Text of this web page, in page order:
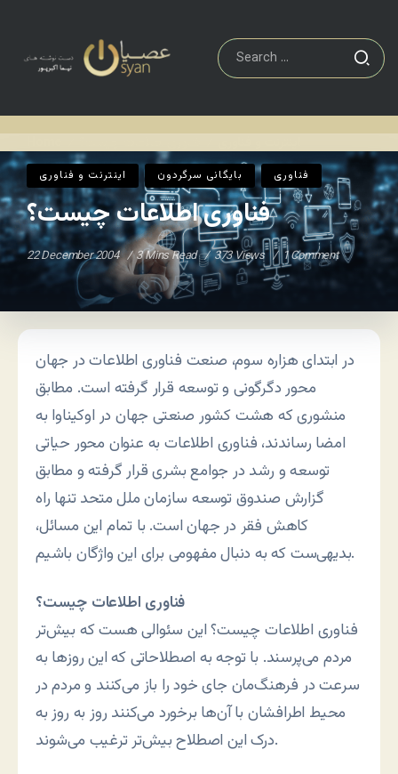
اينترنت و فناوری بایگانی سرگردون فناوری
فناوری اطلاعات چیست؟
22 December 2004 3 Mins Read 373 Views 1 Comment
در ابتدای هزاره ‌سوم، صنعت فناوری اطلاعات در جهان
محور دگرگونی و توسعه قرار گرفته است. مطابق
منشوری که هشت کشور صنعتی جهان در اوكيناوا به
امضا رساندند، فناوری اطلاعات به عنوان محور حياتی
توسعه و رشد در جوامع بشری قرار گرفته و مطابق
گزارش صندوق توسعه سازمان ملل متحد تنها راه
کاهش فقر در جهان است. با تمام اين مسائل،
بديهی‌ست که به دنبال مفهومی برای اين واژگان باشيم.
فناوری اطلاعات چيست؟
فناوری اطلاعات چيست؟ اين سئوالی هست که بيش‌تر
مردم می‌پرسند. با توجه به اصطلاحاتی که اين روزها به
سرعت در فرهنگ‌مان جای خود را باز می‌کنند و مردم در
محيط اطرافشان با آن‌ها برخورد می‌کنند روز به روز به
درک اين اصطلاح بيش‌تر ترغيب می‌شوند.